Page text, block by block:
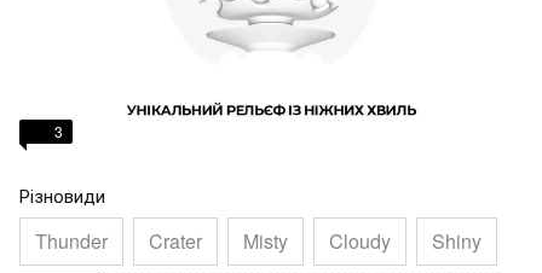
3
Різновиди
Thunder Crater Misty Cloudy Shiny